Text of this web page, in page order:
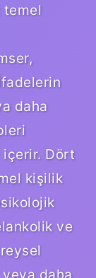
temel
daha
içerir. Dört
kişilik
ve
daha